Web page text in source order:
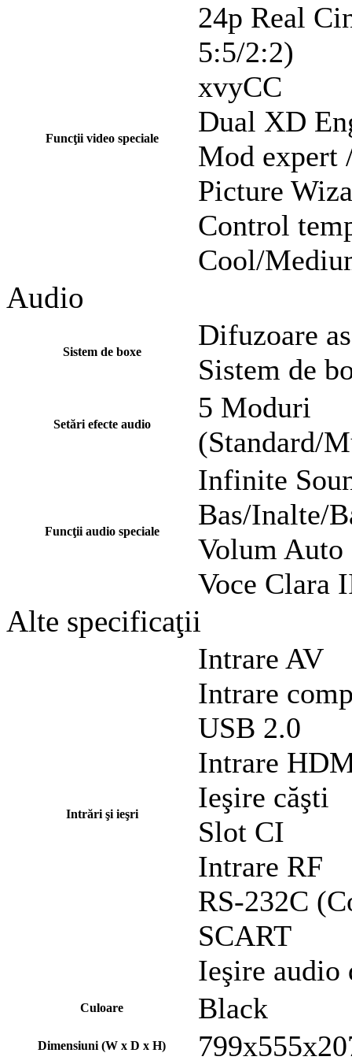
Funcţii video speciale
24p Real
5:5/2:2)
xvyCC
Dual XD
Mod expert
Picture
Control
Cool/
Audio
Sistem de boxe
Difuzoare
Sistem de
Setări efecte audio
5 Moduri
(Standard/
Funcţii audio speciale
Infinite
Bas/Inalte/
Volum Auto
Voce Clara
Alte specificaţii
Intrări şi ieşri
Intrare AV
Intrare
USB 2.0
Intrare
Ieşire căşti
Slot CI
Intrare RF
RS-232C
SCART
Ieşire audio
Culoare Black
Dimensiuni (W x D x H)